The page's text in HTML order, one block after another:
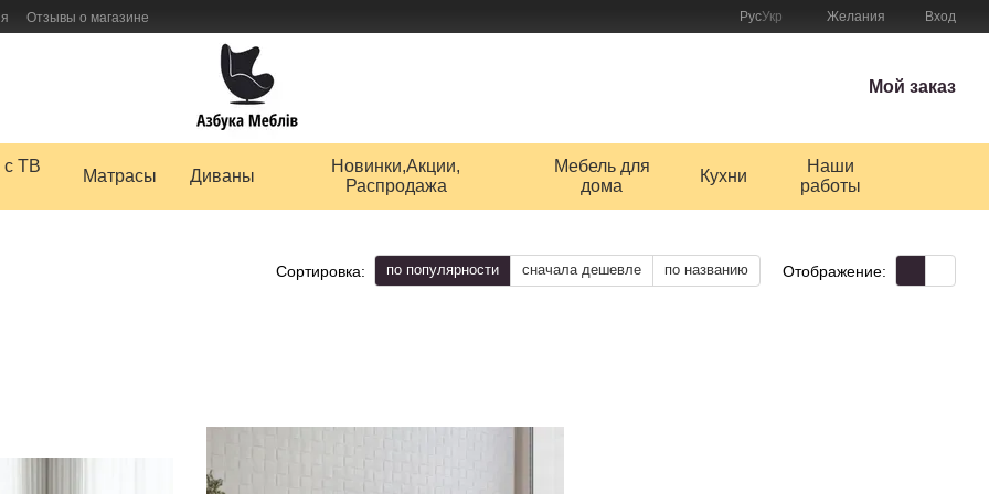
Отзывы о магазине
РусУкр Желания Вход
Мой заказ
ТВ
Матрасы Диваны
Новинки,Акции,
Распродажа
Мебель для
дома
Кухни
Наши
работы
Сортировка: по популярности сначала дешевле по названию Отображение: